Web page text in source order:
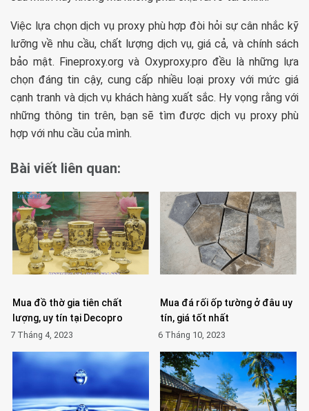
Việc lựa chọn dịch vụ proxy phù hợp đòi hỏi sự cân nhắc kỹ
lưỡng về nhu cầu, chất lượng dịch vụ, giá cả, và chính sách
bảo mật. Fineproxy.org và Oxyproxy.pro đều là những lựa
chọn đáng tin cậy, cung cấp nhiều loại proxy với mức giá
cạnh tranh và dịch vụ khách hàng xuất sắc. Hy vọng rằng với
những thông tin trên, bạn sẽ tìm được dịch vụ proxy phù
hợp với nhu cầu của mình.
Bài viết liên quan:
Mua đồ thờ gia tiên chất
lượng, uy tín tại Decopro
7 Tháng 4, 2023
Mua đá rối ốp tường ở đâu uy
tín, giá tốt nhất
6 Tháng 10, 2023